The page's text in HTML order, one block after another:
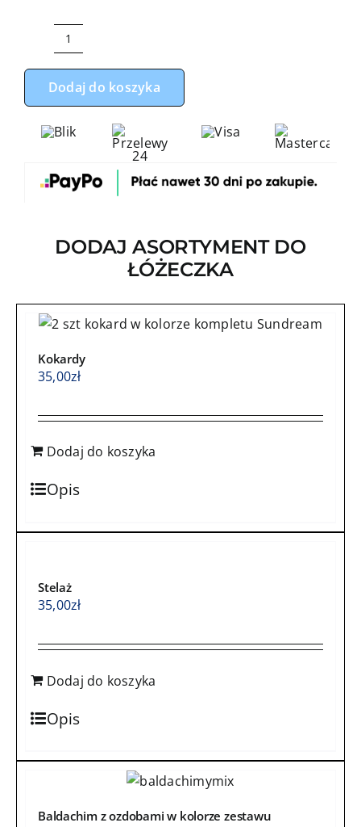
ilość
Komplet
do
7-
elementowy
safari
Dodaj do koszyka
DODAJ ASORTYMENT DO
ŁÓŻECZKA
Kokardy
35,00zł
Dodaj do koszyka
Opis
Stelaż
35,00zł
Dodaj do koszyka
Opis
Baldachim z ozdobami w kolorze zestawu